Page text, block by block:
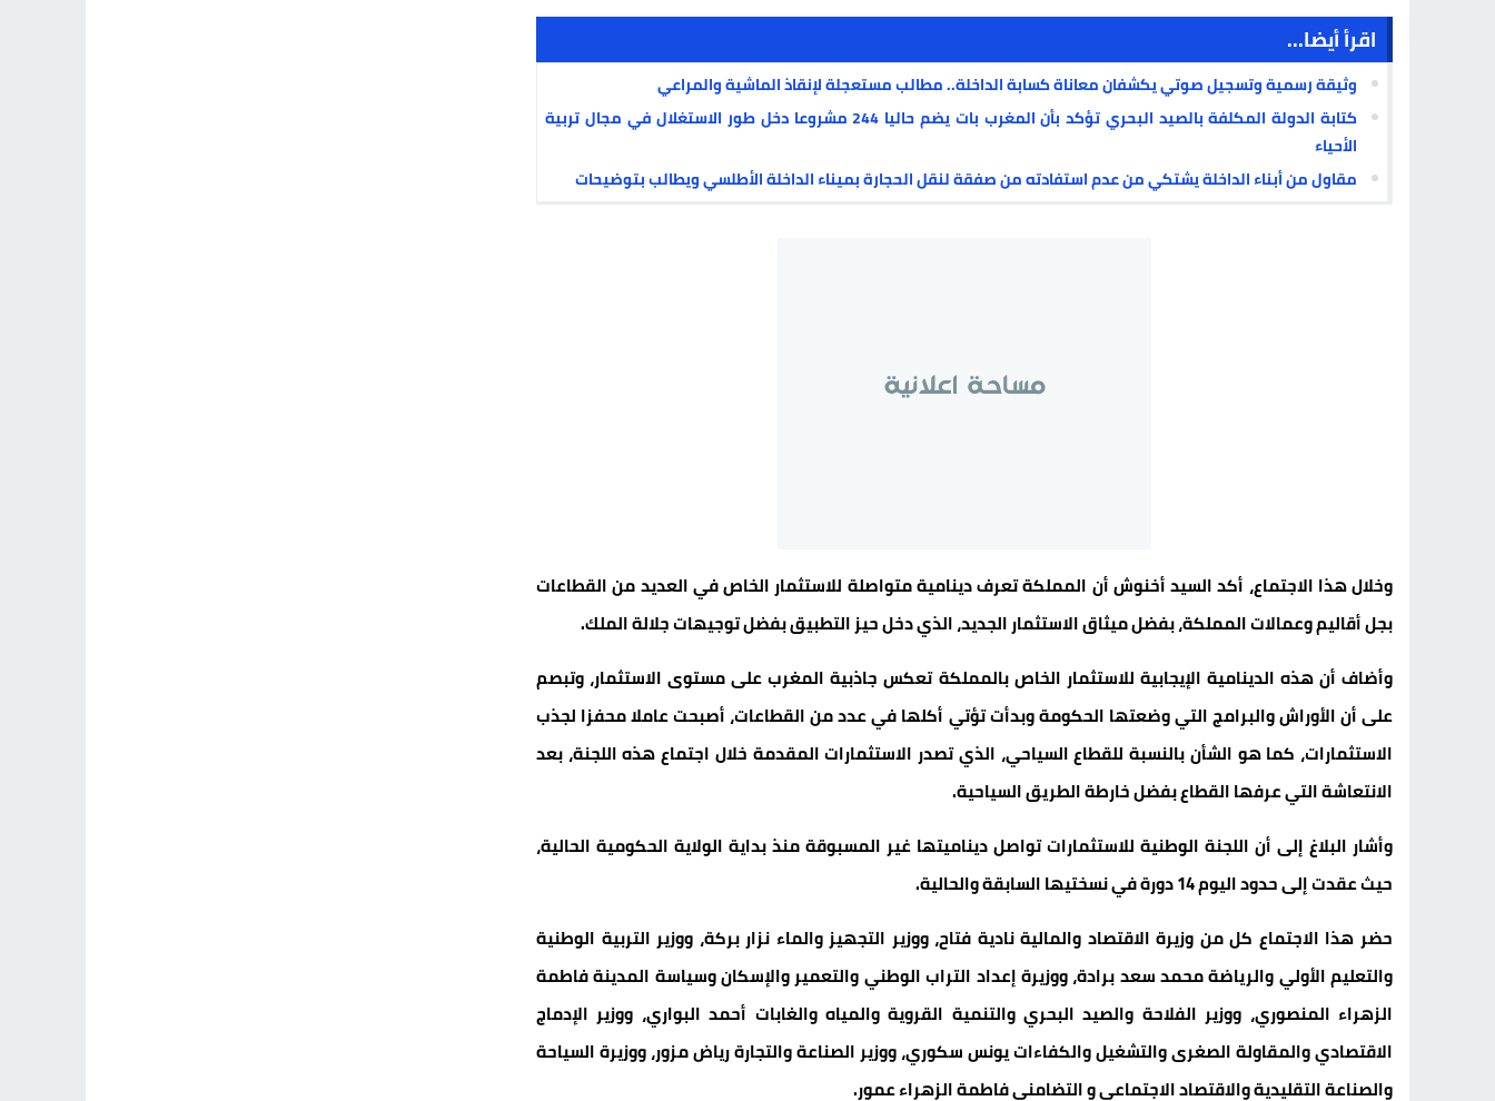
اقرأ أيضا...
وثيقة رسمية وتسجيل صوتي يكشفان معاناة كسابة الداخلة.. مطالب مستعجلة لإنقاذ الماشية والمراعي
كتابة الدولة المكلفة بالصيد البحري تؤكد بأن المغرب بات يضم حاليا 244 مشروعا دخل طور الاستغلال في مجال تربية
الأحياء
مقاول من أبناء الداخلة يشتكي من عدم استفادته من صفقة لنقل الحجارة بميناء الداخلة الأطلسي ويطالب بتوضيحات
وخلال هذا الاجتماع، أكد السيد أخنوش أن المملكة تعرف دينامية متواصلة للاستثمار الخاص في العديد من القطاعات
بجل أقاليم وعمالات المملكة، بفضل ميثاق الاستثمار الجديد، الذي دخل حيز التطبيق بفضل توجيهات جلالة الملك.
وأضاف أن هذه الدينامية الإيجابية للاستثمار الخاص بالمملكة تعكس جاذبية المغرب على مستوى الاستثمار، وتبصم
على أن الأوراش والبرامج التي وضعتها الحكومة وبدأت تؤتي أكلها في عدد من القطاعات، أصبحت عاملا محفزا لجذب
الاستثمارات، كما هو الشأن بالنسبة للقطاع السياحي، الذي تصدر الاستثمارات المقدمة خلال اجتماع هذه اللجنة، بعد
الانتعاشة التي عرفها القطاع بفضل خارطة الطريق السياحية.
وأشار البلاغ إلى أن اللجنة الوطنية للاستثمارات تواصل ديناميتها غير المسبوقة منذ بداية الولاية الحكومية الحالية،
حيث عقدت إلى حدود اليوم 14 دورة في نسختيها السابقة والحالية.
حضر هذا الاجتماع كل من وزيرة الاقتصاد والمالية نادية فتاح، ووزير التجهيز والماء نزار بركة، ووزير التربية الوطنية
والتعليم الأولي والرياضة محمد سعد برادة، ووزيرة إعداد التراب الوطني والتعمير والإسكان وسياسة المدينة فاطمة
الزهراء المنصوري، ووزير الفلاحة والصيد البحري والتنمية القروية والمياه والغابات أحمد البواري، ووزير الإدماج
الاقتصادي والمقاولة الصغرى والتشغيل والكفاءات يونس سكوري، ووزير الصناعة والتجارة رياض مزور، ووزيرة السياحة
والصناعة التقليدية والاقتصاد الاجتماعي و التضامني فاطمة الزهراء عمور.